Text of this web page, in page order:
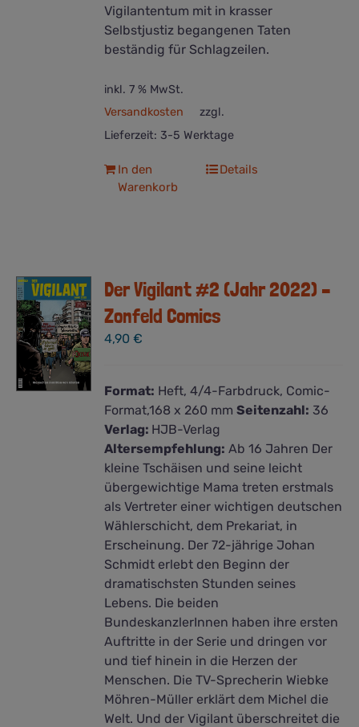
Vigilantentum mit in krasser
Selbstjustiz begangenen Taten
beständig für Schlagzeilen.
inkl. 7 % MwSt.
zzgl.
Versandkosten
Lieferzeit: 3-5 Werktage
In den
Warenkorb
Details
Der Vigilant #2 (Jahr 2022) –
Zonfeld Comics
4,90€
Format: Heft, 4/4-Farbdruck, Comic-
Format,168 x 260 mmSeitenzahl: 36
Verlag: HJB-Verlag
Altersempfehlung: Ab 16 Jahren Der
kleine Tschäisen und seine leicht
übergewichtige Mama treten erstmals
als Vertreter einer wichtigen deutschen
Wählerschicht, dem Prekariat, in
Erscheinung. Der 72-jährige Johan
Schmidt erlebt den Beginn der
dramatischsten Stunden seines
Lebens. Die beiden
BundeskanzlerInnen haben ihre ersten
Auftritte in der Serie und dringen vor
und tief hinein in die Herzen der
Menschen. Die TV-Sprecherin Wiebke
Möhren-Müller erklärt dem Michel die
Welt. Und der Vigilant überschreitet die